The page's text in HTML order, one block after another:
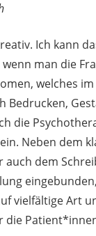
Ich kann
man die
welches
Bedrucken,
die
Neben dem
auch dem
vielfältige Art
die